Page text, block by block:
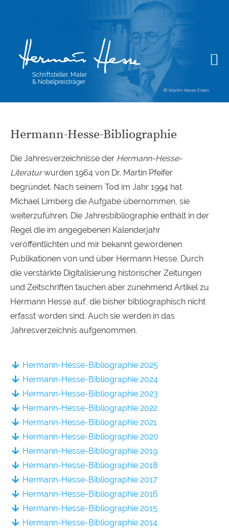
Schriftsteller, Maler
& Nobelpreisträger
Hermann-Hesse-Bibliographie
Die Jahresverzeichnisse der Hermann-Hesse-
Literaturwurden 1964 von Dr. Martin Pfeifer
begründet. Nach seinem Tod im Jahr 1994 hat
Michael Limberg die Aufgabe übernommen, sie
weiterzuführen. Die Jahresbibliographie enthält in der
Regel die im angegebenen Kalenderjahr
veröffentlichten und mir bekannt gewordenen
Publikationen von und über Hermann Hesse. Durch
die verstärkte Digitalisierung historischer Zeitungen
und Zeitschriften tauchen aber zunehmend Artikel zu
Hermann Hesse auf, die bisher bibliographisch nicht
erfasst worden sind. Auch sie werden in das
Jahresverzeichnis aufgenommen.
Hermann-Hesse-Bibliographie 2025
Hermann-Hesse-Bibliographie 2024
Hermann-Hesse-Bibliographie 2023
Hermann-Hesse-Bibliographie 2022
Hermann-Hesse-Bibliographie 2021
Hermann-Hesse-Bibliographie 2020
Hermann-Hesse-Bibliographie 2019
Hermann-Hesse-Bibliographie 2018
Hermann-Hesse-Bibliographie 2017
Hermann-Hesse-Bibliographie 2016
Hermann-Hesse-Bibliographie 2015
Hermann-Hesse-Bibliographie 2014